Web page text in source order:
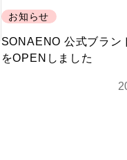
お知らせ
SONAENO 公式ブラン
をOPENしました